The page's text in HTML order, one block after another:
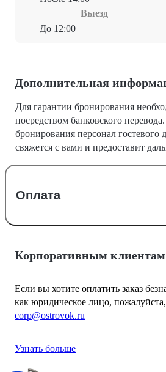
Выезд
До 12:00
Дополнительная
Для гарантии бронирования необходимо внести залог
посредством банковского
бронирования персонал гостевого
свяжется с вами и предоставит
Оплата
Корпоративным клиентам
Если вы хотите оплатить заказ
как юридическое лицо,
corp@ostrovok.ru
Узнать больше